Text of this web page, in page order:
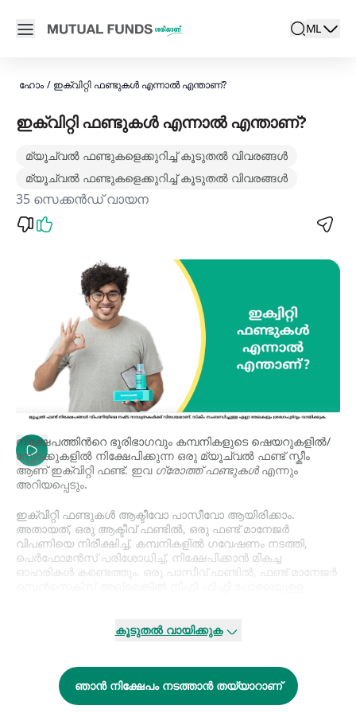
Open main menu
search
Locale
ML
active
ഹോം / ഇക്വിറ്റി ഫണ്ടുകള്‍ എന്നാല്‍ എന്താണ്?
ഇക്വിറ്റി ഫണ്ടുകള്‍ എന്നാല്‍ എന്താണ്?
മ്യൂച്വൽ ഫണ്ടുകളെക്കുറിച്ച് കൂടുതൽ വിവരങ്ങൾ
മ്യൂച്വൽ ഫണ്ടുകളെക്കുറിച്ച് കൂടുതൽ വിവരങ്ങൾ
35 സെക്കൻഡ് വായന
നിക്ഷേപത്തിന്‍റെ ഭൂരിഭാഗവും കമ്പനികളുടെ ഷെയറുകളില്‍/
സ്റ്റോക്കുകളില്‍ നിക്ഷേപിക്കുന്ന ഒരു മ്യൂച്വല്‍ ഫണ്ട് സ്കീം
ആണ് ഇക്വിറ്റി ഫണ്ട്. ഇവ ഗ്രോത്ത് ഫണ്ടുകള്‍എന്നും
അറിയപ്പെടും.
ഇക്വിറ്റി ഫണ്ടുകള്‍ ആക്ടീവോ പാസീവോ ആയിരിക്കാം.
അതായത്, ഒരു ആക്ടീവ് ഫണ്ടില്‍, ഒരു ഫണ്ട് മാനേജര്‍
വിപണിയെ നിരീക്ഷിച്ച്, കമ്പനികളില്‍ ഗവേഷണം നടത്തി,
പെര്‍ഫോമന്‍സ് പരിശോധിച്ച്, നിക്ഷേപിക്കാന്‍ മികച്ച
ഓഹരികള്‍ കണ്ടെത്തും. ഒരു പാസീവ് ഫണ്ടില്‍, ഫണ്ട് മാനേജര്‍
കമ്പനിയുടെ മൊത്തം ഇക്വിറ്റിയുടെ മൂലധന വിപണി
മൂല്യങ്ങള്‍ എത്രയാണെന്ന് കണക്കാക്കിക്കൊണ്ടായിരിക്കും
ഇപ്രകാരം ചെയ്യുക. ലാര്‍ജ് ക്യാപ്പ്, മിഡ് ക്യാപ്പ്, സ്മോള്‍
കൂടുതൽ വായിക്കുക
ഞാൻ നിക്ഷേപം നടത്താൻ തയ്യാറാണ്